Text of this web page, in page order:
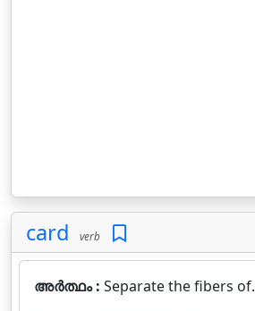
card verb
അർത്ഥം : Separate the fibers of.